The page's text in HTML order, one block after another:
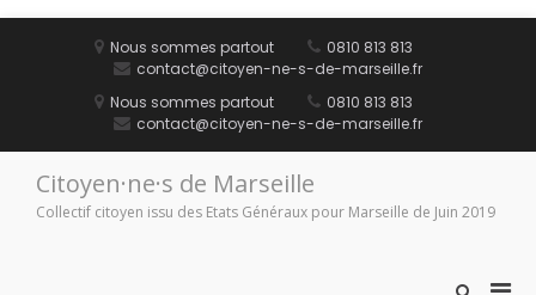
Nous sommes partout
0810 813 813
contact@citoyen-ne-s-de-marseille.fr
Nous sommes partout
0810 813 813
contact@citoyen-ne-s-de-marseille.fr
Citoyen·ne·s de Marseille
Collectif citoyen issu des Etats Généraux pour Marseille de Juin 2019
Afficher